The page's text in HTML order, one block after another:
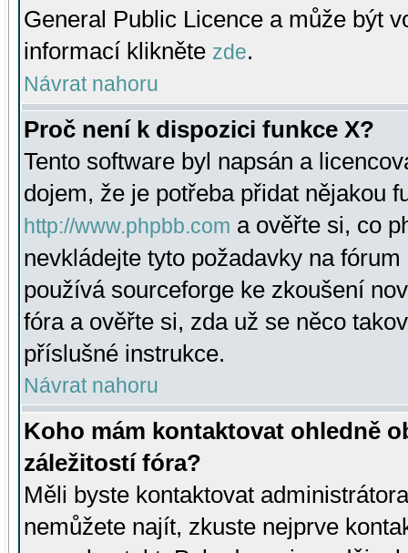
General Public Licence a může být
informací klikněte zde.
Návrat nahoru
Proč není k dispozici funkce X?
Tento software byl napsán a
dojem, že je potřeba přidat nějakou
http://www.phpbb.com a ověřte si, co
nevkládejte tyto požadavky na
používá sourceforge ke zkoušení
fóra a ověřte si, zda už se něco
příslušné instrukce.
Návrat nahoru
Koho mám kontaktovat ohledně
záležitostí fóra?
Měli byste kontaktovat
nemůžete najít, zkuste nejprve